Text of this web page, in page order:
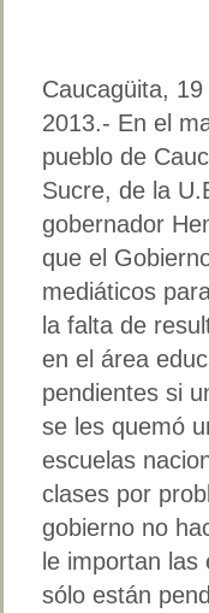
Caucagüita,
2013.- En el
pueblo de
Sucre, de la
gobernador
que el
mediáticos
la falta de
en el área
pendientes si
se les quemó
escuelas
clases por
gobierno no
le importan las
sólo están